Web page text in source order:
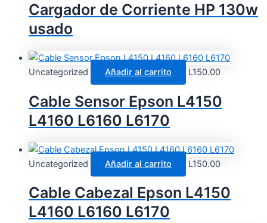
Cargador de Corriente HP 130w
usado
Uncategorized Añadir al carrito L150.00
Cable Sensor Epson L4150
L4160 L6160 L6170
Uncategorized Añadir al carrito L150.00
Cable Cabezal Epson L4150
L4160 L6160 L6170